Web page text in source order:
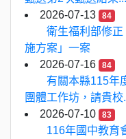
2026-07-13
84
衛生福利部修
施方案」一案
2026-07-16
84
有關本縣115年
團體工作坊，請貴校
2026-07-10
83
116年國中教育